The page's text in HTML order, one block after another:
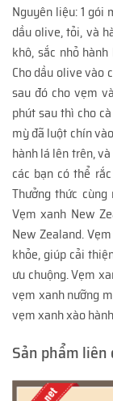
Nguyên liệu: 1 gói
dầu olive, tỏi, và
khô, sắc nhỏ
Cho dầu olive vào
sau đó cho vẹm
phút sau thì cho
mỳ đã luột chín
hành lá lên trên,
các bạn có thể
Thưởng thức
Vẹm xanh New
New Zealand.
khỏe, giúp cải
ưu chuộng. Vẹm
vẹm xanh nưỡng
vẹm xanh xào
Sản phẩm liên